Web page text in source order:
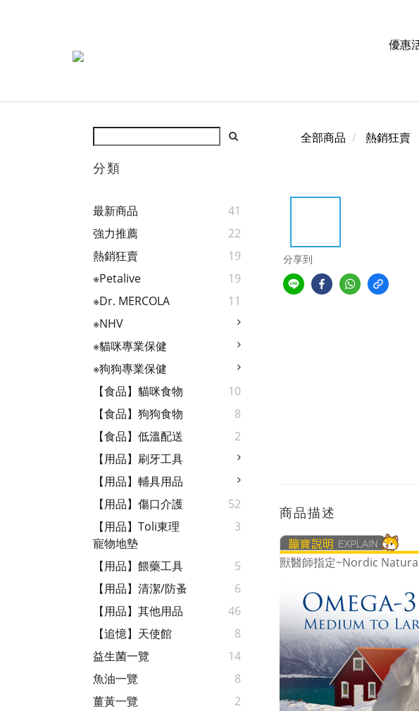
優惠
分類
最新商品
41
強力推薦
22
熱銷狂賣
19
※Petalive
19
※Dr. MERCOLA
11
※NHV
※貓咪專業保健
※狗狗專業保健
【食品】貓咪食物
10
【食品】狗狗食物
8
【食品】低溫配送
2
【用品】刷牙工具
【用品】輔具用品
【用品】傷口介護
52
【用品】Toli東理
寵物地墊
3
【用品】餵藥工具
5
【用品】清潔/防蚤
6
【用品】其他用品
46
【追憶】天使館
8
益生菌一覽
14
魚油一覽
8
薑黃一覽
2
全部商品 熱銷狂賣
分享到
商品描述
獸醫師指定~Nordic